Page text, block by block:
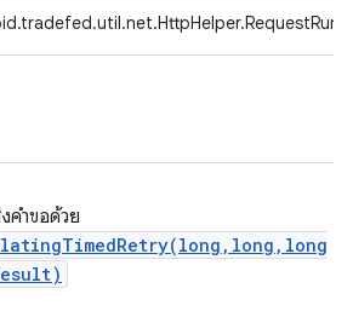
คำขอด้วย